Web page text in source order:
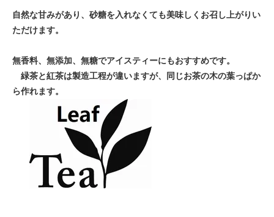
自然な甘みがあり、砂糖を入れなくても美味しくお召し上がりい
ただけます。
無香料、無添加、無糖でアイスティーにもおすすめです。
緑茶と紅茶は製造工程が違いますが、同じお茶の木の葉っぱか
ら作れます。